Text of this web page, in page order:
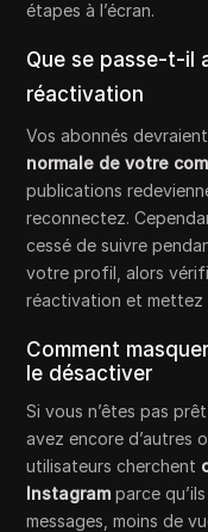
étapes à l’écran.
Que se passe-t-il
réactivation
Vos abonnés
normale de votre
publications
reconnectez.
cessé de suivre
votre profil, alors
réactivation et mettez
Comment
le désactiver
Si vous n’êtes pas
avez encore d’autres
utilisateurs cherchent
Instagram parce
messages, moins de